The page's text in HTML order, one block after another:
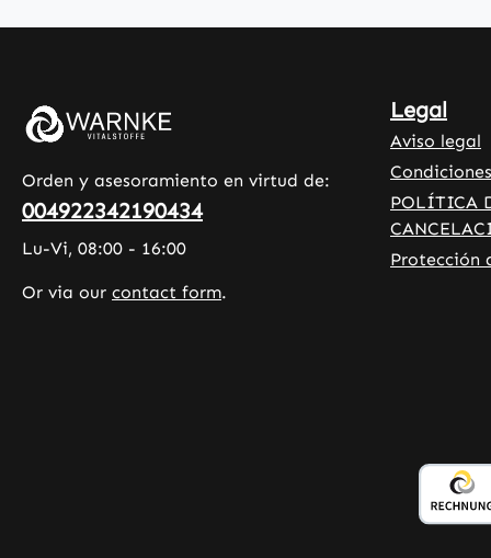
alta calidad fabricados en
Alemania • Producido según los
estándares de calidad e higiene
HACCP • Sin aditivos ni colorantes
Tenga en cuenta: Como
fabricantes y distribuidores de
estamos autorizados a realizar
Orden y asesoramiento en virtud de:
004922342190434
Lu-Vi, 08:00 - 16:00
Or via our contact form.
Legal
Aviso legal
POLÍTICA
Protección